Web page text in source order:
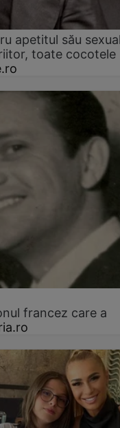
apetitul său
toate cocotele
francez care a